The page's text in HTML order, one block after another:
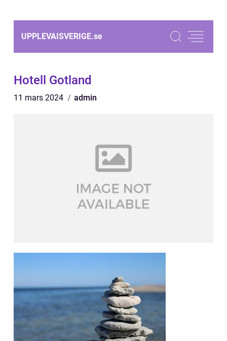
UPPLEVAISVERIGE.se
Hotell Gotland
11 mars 2024 admin